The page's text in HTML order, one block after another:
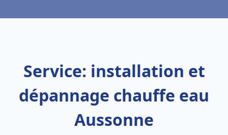
Service: installation et
dépannage chauffe eau
Aussonne